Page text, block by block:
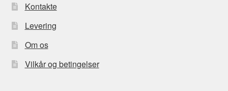
Kontakte
Levering
Om os
Vilkår og betingelser